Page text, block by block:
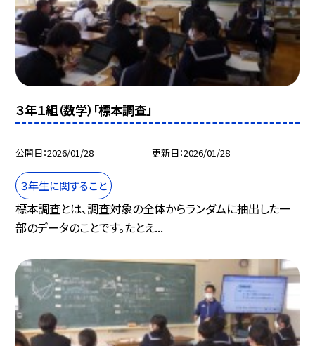
３年１組（数学）「標本調査」
公開日 2026/01/28 更新日 2026/01/28
３年生に関すること
標本調査とは、調査対象の全体からランダムに抽出した一
部のデータのことです。たとえ...